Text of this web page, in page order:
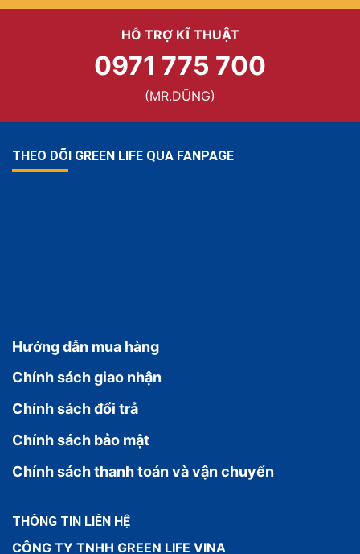
HỖ TRỢ KĨ THUẬT
0971 775 700
(MR.DŨNG)
THEO DÕI GREEN LIFE QUA FANPAGE
Hướng dẫn mua hàng
Chính sách giao nhận
Chính sách đổi trả
Chính sách bảo mật
Chính sách thanh toán và vận chuyển
THÔNG TIN LIÊN HỆ
CÔNG TY TNHH GREEN LIFE VINA